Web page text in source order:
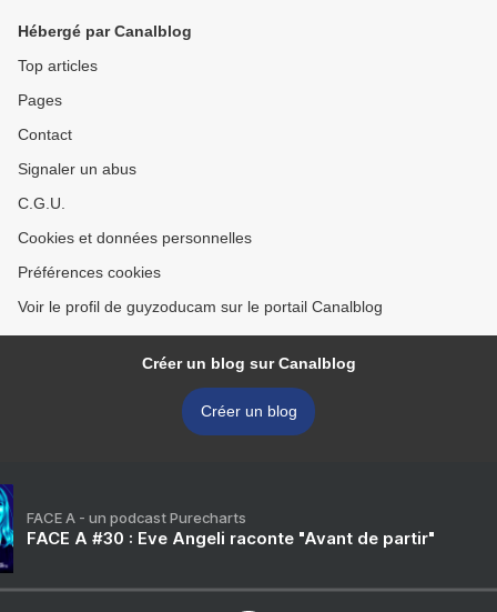
Hébergé par Canalblog
Top articles
Pages
Contact
Signaler un abus
C.G.U.
Cookies et données personnelles
Préférences cookies
Voir le profil de guyzoducam sur le portail Canalblog
Créer un blog sur Canalblog
Créer un blog
FACE A - un podcast Purecharts
FACE A #30 : Eve Angeli raconte "Avant de partir"